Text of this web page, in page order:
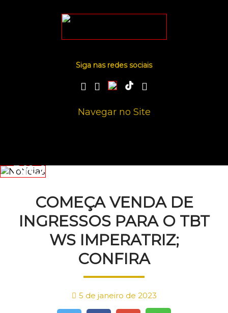
Siga nas redes sociais
Navegar no Site
NOTÍCIAS
COMEÇA VENDA DE
INGRESSOS PARA O TBT
WS IMPERATRIZ;
CONFIRA
5 de janeiro de 2023